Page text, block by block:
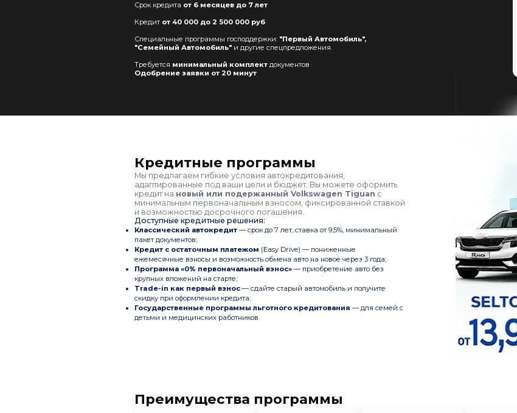
Срок кредита от 6 месяцев до 7 лет
Кредит от 40 000 до 2 500 000 руб
Специальные программы господдержки: "Первый Автомобиль",
"Семейный Автомобиль"и другие спецпредложения.
Требуется минимальный комплектдокументов
Одобрение заявки от 20 минут
Кредитные программы
Мы предлагаем гибкие условия автокредитования,
адаптированные под ваши цели и бюджет. Вы можете оформить
кредит на новый или подержанный Volkswagen Tiguan с
минимальным первоначальным взносом, фиксированной ставкой
и возможностью досрочного погашения.
Доступные кредитные решения:
Классический автокредит— срок до 7 лет, ставка от 9,5%, минимальный
пакет документов;
Кредит с остаточным платежом (Easy Drive) — пониженные
ежемесячные взносы и возможность обмена авто на новое через 3 года;
Программа «0% первоначальный взнос»— приобретение авто без
крупных вложений на старте;
Trade-in как первый взнос— сдайте старый автомобиль и получите
скидку при оформлении кредита;
Государственные программы льготного кредитования — для семей с
детьми и медицинских работников.
Преимущества программы